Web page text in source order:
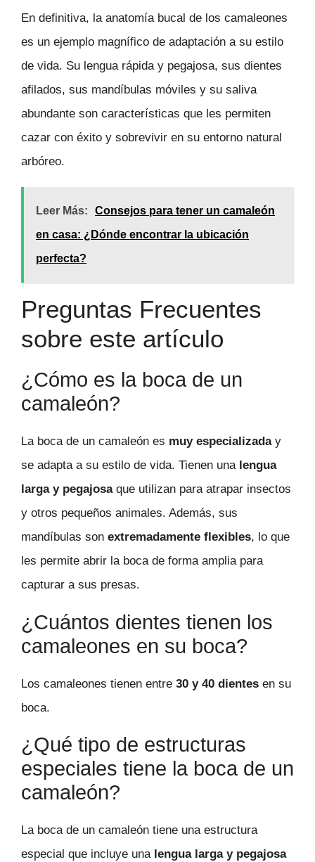
En definitiva, la anatomía bucal de los camaleones
es un ejemplo magnífico de adaptación a su estilo
de vida. Su lengua rápida y pegajosa, sus dientes
afilados, sus mandíbulas móviles y su saliva
abundante son características que les permiten
cazar con éxito y sobrevivir en su entorno natural
arbóreo.
Leer Más:
Consejos para tener un camaleón
en casa: ¿Dónde encontrar la ubicación
perfecta?
Preguntas Frecuentes
sobre este artículo
¿Cómo es la boca de un
camaleón?
La boca de un camaleón es muy especializaday
se adapta a su estilo de vida. Tienen una lengua
larga y pegajosaque utilizan para atrapar insectos
y otros pequeños animales. Además, sus
mandíbulas son extremadamente flexibles, lo que
les permite abrir la boca de forma amplia para
capturar a sus presas.
¿Cuántos dientes tienen los
camaleones en su boca?
Los camaleones tienen entre 30 y 40 dientes en su
boca.
¿Qué tipo de estructuras
especiales tiene la boca de un
camaleón?
La boca de un camaleón tiene una estructura
especial que incluye una lengua larga y pegajosa